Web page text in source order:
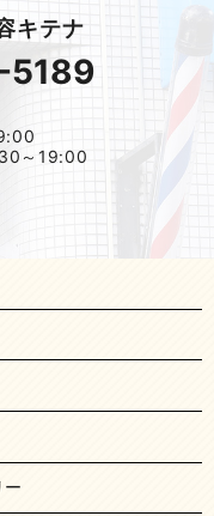
キテナ
5189
～19:00
ー